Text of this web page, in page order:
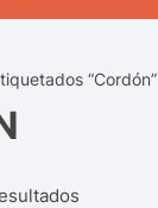
“Cordón”